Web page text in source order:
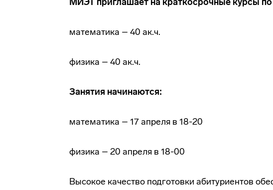
математика – 40 ак.ч.
физика – 40 ак.ч.
Занятия начинаются:
математика – 17 апреля в 18-20
физика – 20 апреля в 18-00
Высокое качество подготовки абитуриентов